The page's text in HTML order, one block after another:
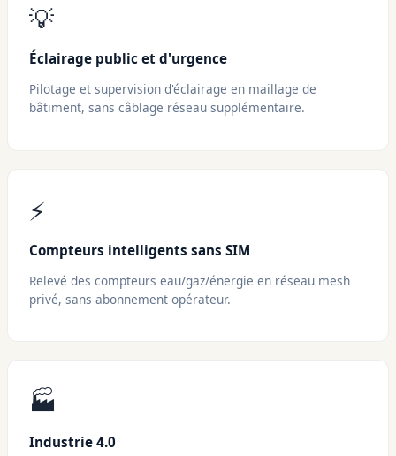
💡
Éclairage public et d'urgence
Pilotage et supervision d'éclairage en maillage de
bâtiment, sans câblage réseau supplémentaire.
⚡
Compteurs intelligents sans SIM
Relevé des compteurs eau/gaz/énergie en réseau mesh
privé, sans abonnement opérateur.
🏭
Industrie 4.0